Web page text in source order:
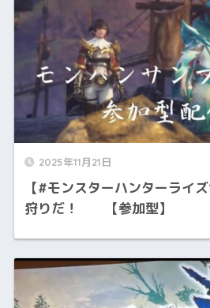
2025年11月21日
【#モンスターハンターラ
狩りだ！ 【参加型】